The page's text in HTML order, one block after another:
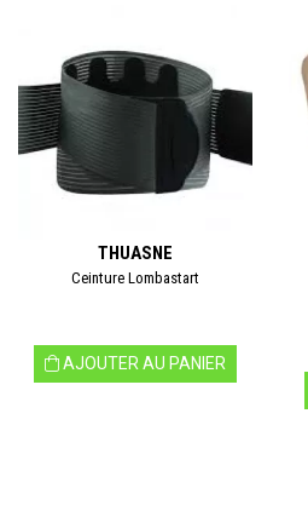
THUASNE
Ceinture Lombastart
AJOUTER AU PANIER